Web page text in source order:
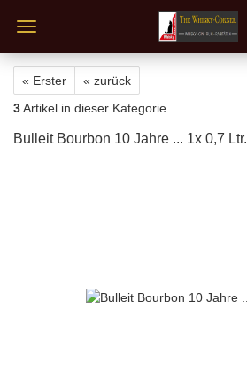
« Erster
« zurück
3Artikel in dieser Kategorie
Bulleit Bourbon 10 Jahre ... 1x 0,7 Ltr.